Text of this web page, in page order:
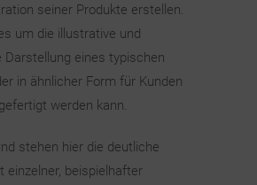
seiner Produkte erstellen.
um die illustrative und
Darstellung eines typischen
in ähnlicher Form für Kunden
werden kann.
stehen hier die deutliche
einzelner, beispielhafter